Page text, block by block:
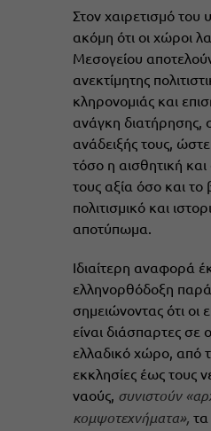
Στον χαιρετισμό του
ακόμη ότι οι χώροι
Μεσογείου
ανεκτίμητης
κληρονομιάς και
ανάγκη διατήρησης,
ανάδειξής τους,
τόσο η αισθητική και
τους αξία όσο και
πολιτισμικό και
αποτύπωμα.
Ιδιαίτερη αναφορά
ελληνορθόδοξη
σημειώνοντας ότι οι
είναι διάσπαρτες σε
ελλαδικό χώρο, από
εκκλησίες έως τους
ναούς, συνιστούν
κομψοτεχνήματα», τα